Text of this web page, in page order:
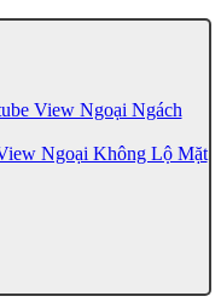
View Ngoại Ngách
Ngoại Không Lộ Mặt